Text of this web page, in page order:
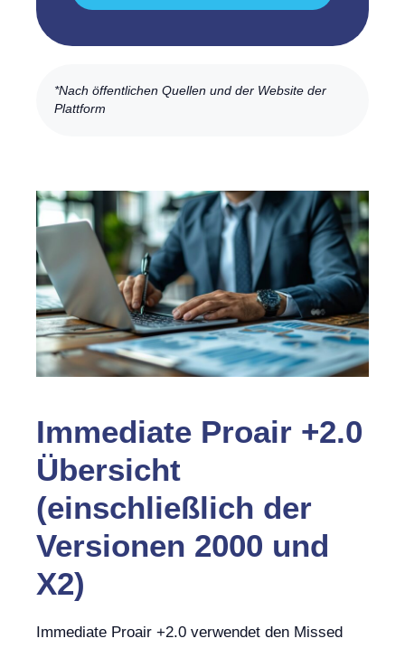
*Nach öffentlichen Quellen und der Website der
Plattform
Immediate Proair +2.0
Übersicht
(einschließlich der
Versionen 2000 und
X2)
Immediate Proair +2.0 verwendet den Missed